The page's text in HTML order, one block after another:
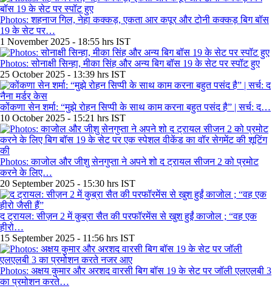
Photos: शहनाज गिल, नेहा कक्कड़, एकता आर कपूर और टोनी कक्कड़ बिग बॉस
19 के सेट पर…
1 November 2025 - 18:55 hrs IST
Photos: सोनाक्षी सिन्हा, मीका सिंह और अन्य बिग बॉस 19 के सेट पर स्पॉट हुए
25 October 2025 - 13:39 hrs IST
कोंकणा सेन शर्मा: “मुझे रोहन सिप्पी के साथ काम करना बहुत पसंद है” | सर्च: द…
10 October 2025 - 15:21 hrs IST
Photos: काजोल और जीशु सेनगुप्ता ने अपने शो द ट्रायल सीजन 2 को प्रमोट
करने के लिए…
20 September 2025 - 15:30 hrs IST
द ट्रायल: सीज़न 2 में कुब्रा सैत की परफॉरमेंस से खुश हुईं काजोल ; “वह एक
हीरो…
15 September 2025 - 11:56 hrs IST
Photos: अक्षय कुमार और अरशद वारसी बिग बॉस 19 के सेट पर जॉली एलएलबी 3
का प्रमोशन करते…